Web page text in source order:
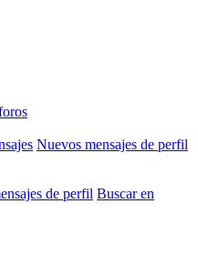
Nuevos mensajes de perfil
de perfil Buscar en